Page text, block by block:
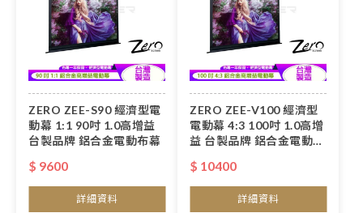
ZERO ZEE-S90 經濟型電
動幕 1:1 90吋 1.0高增益
台製品牌 鋁合金電動布幕
$ 9600
詳細資料
ZERO ZEE-V100 經濟型
電動幕 4:3 100吋 1.0高增
益 台製品牌 鋁合金電動布
$ 10400
詳細資料